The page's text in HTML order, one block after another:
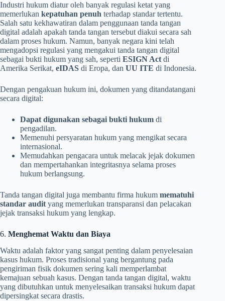
Industri hukum diatur oleh banyak regulasi ketat yang
memerlukan kepatuhan penuh terhadap standar tertentu.
Salah satu kekhawatiran dalam penggunaan tanda tangan
digital adalah apakah tanda tangan tersebut diakui secara sah
dalam proses hukum. Namun, banyak negara kini telah
mengadopsi regulasi yang mengakui tanda tangan digital
sebagai bukti hukum yang sah, seperti ESIGN Act di
Amerika Serikat, eIDAS di Eropa, dan UU ITE di Indonesia.
Dengan pengakuan hukum ini, dokumen yang ditandatangani
secara digital:
Dapat digunakan sebagai bukti hukum di
pengadilan.
Memenuhi persyaratan hukum yang mengikat secara
internasional.
Memudahkan pengacara untuk melacak jejak dokumen
dan mempertahankan integritasnya selama proses
hukum berlangsung.
Tanda tangan digital juga membantu firma hukum mematuhi
standar audit yang memerlukan transparansi dan pelacakan
jejak transaksi hukum yang lengkap.
6. Menghemat Waktu dan Biaya
Waktu adalah faktor yang sangat penting dalam penyelesaian
kasus hukum. Proses tradisional yang bergantung pada
pengiriman fisik dokumen sering kali memperlambat
kemajuan sebuah kasus. Dengan tanda tangan digital, waktu
yang dibutuhkan untuk menyelesaikan transaksi hukum dapat
dipersingkat secara drastis.